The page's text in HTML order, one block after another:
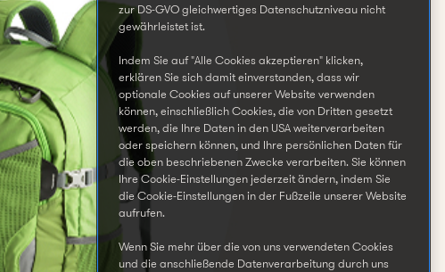
zur DS-GVO gleichwertiges Datenschutzniveau nicht
gewährleistet ist.
Indem Sie auf "Alle Cookies akzeptieren" klicken,
erklären Sie sich damit einverstanden, dass wir
optionale Cookies auf unserer Website verwenden
können, einschließlich Cookies, die von Dritten gesetzt
werden, die Ihre Daten in den USA weiterverarbeiten
oder speichern können, und Ihre persönlichen Daten für
die oben beschriebenen Zwecke verarbeiten. Sie können
Ihre Cookie-Einstellungen jederzeit ändern, indem Sie
die Cookie-Einstellungen in der Fußzeile unserer Website
aufrufen.
Wenn Sie mehr über die von uns verwendeten Cookies
und die anschließende Datenverarbeitung durch uns